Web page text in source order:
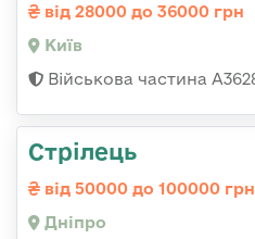
від 28000 до 36000 грн
Київ
Військова частина
Стрілець
від 50000 до 100000 грн
Дніпро